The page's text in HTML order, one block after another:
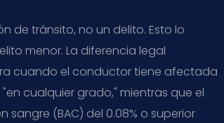
de tránsito, no un delito. Esto lo
menor. La diferencia legal
cuando el conductor tiene afectada
cualquier grado," mientras que el
(BAC) del 0.08% o superior